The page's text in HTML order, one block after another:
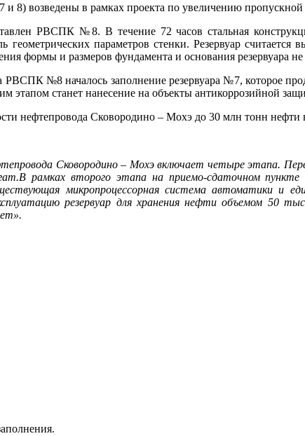
возведены в рамках проекта по увеличению
РВСПК №8. В течение 72 часов стальная
геометрических параметров стенки. Резервуар
формы и размеров фундамента и основания резервуара
№8 началось заполнение резервуара №7, которое
этапом станет нанесение на объекты антикоррозийной
нефтепровода Сковородино – Мохэ до 30 млн тонн нефти
Сковородино – Мохэ включает четыре этапа.
рамках второго этапа на приемо-сдаточном
микропроцессорная система автоматики и
резервуар для хранения нефти объемом